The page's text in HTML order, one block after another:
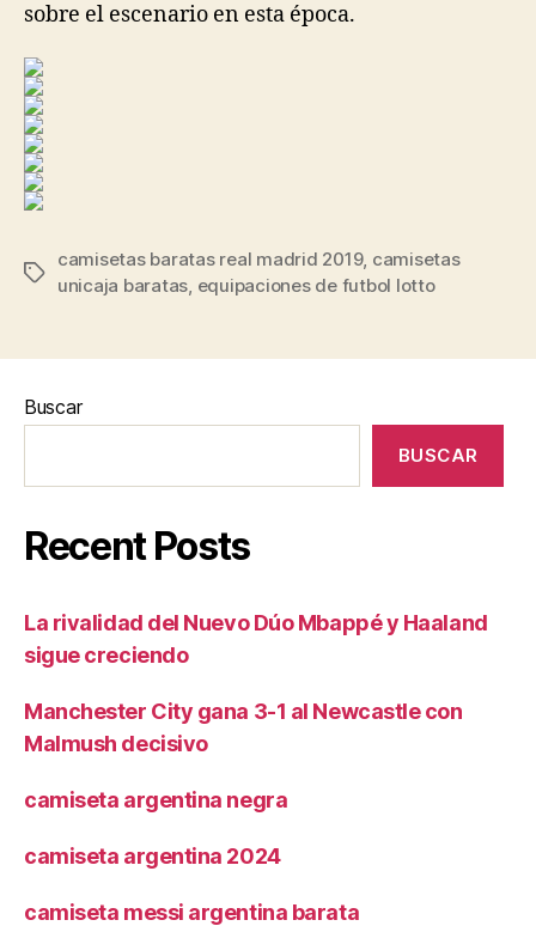
sobre el escenario en esta época.
Etiquetas
camisetas baratas real madrid 2019, camisetas
unicaja baratas equipaciones de futbol lotto
Buscar
BUSCAR
Recent Posts
La rivalidad del Nuevo Dúo Mbappé y Haaland
sigue creciendo
Manchester City gana 3-1 al Newcastle con
Malmush decisivo
camiseta argentina negra
camiseta argentina 2024
camiseta messi argentina barata